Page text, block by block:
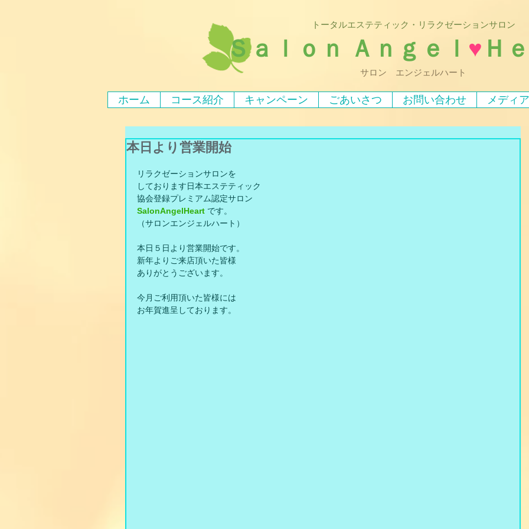
トータルエステティック・リラクゼーションサロン
Ｓａｌｏｎ Ａｎｇｅｌ ♥ Ｈ
サロン エンジェルハート
ホーム コース紹介 キャンペーン ごあいさつ お問い合わせ メディ
本日より営業開始
リラクゼーションサロンを
しております日本エステティック
協会登録プレミアム認定サロン
SalonAngelHeart です。
（サロンエンジェルハート）
本日５日より営業開始です。
新年よりご来店頂いた皆様
ありがとうございます。
今月ご利用頂いた皆様には
お年賀進呈しております。